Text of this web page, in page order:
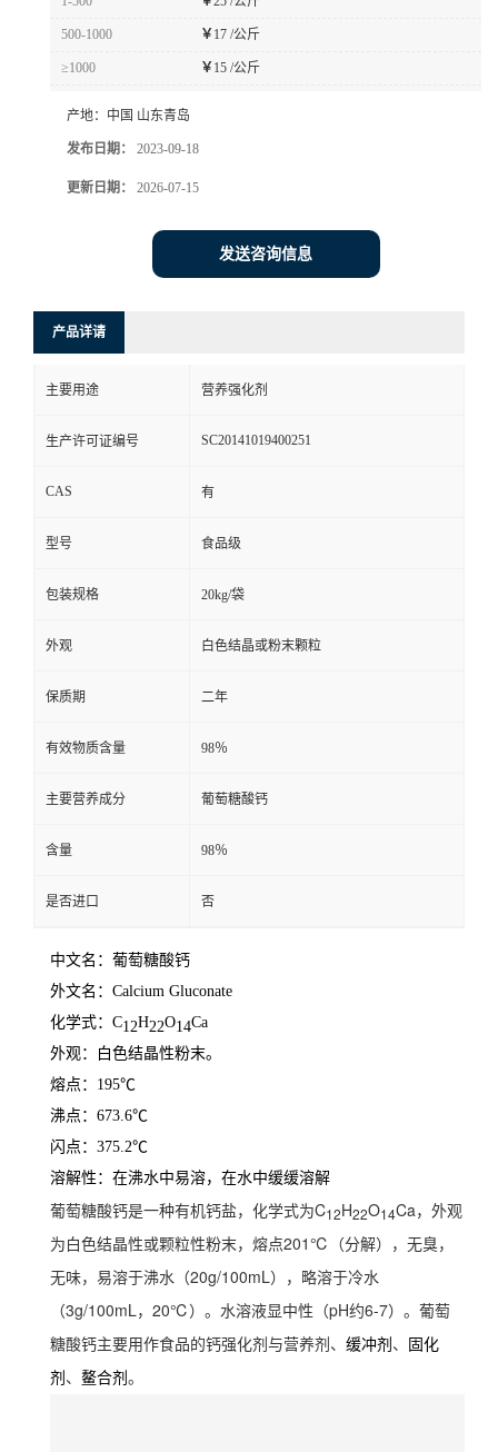
500-1000 ￥ 17 /公斤
≥1000 ￥ 15 /公斤
产地： 中国 山东青岛
发布日期： 2023-09-18
更新日期： 2026-07-15
发送咨询信息
产品详请
主要用途 营养强化剂
生产许可证编号 SC20141019400251
CAS 有
型号 食品级
包装规格 20kg/袋
外观 白色结晶或粉末颗粒
保质期 二年
有效物质含量 98％
主要营养成分 葡萄糖酸钙
含量 98％
是否进口 否
中文名：葡萄糖酸钙
外文名：Calcium Gluconate
化学式：C12H22O14Ca
外观：白色结晶性粉末。
熔点：195℃
沸点：673.6℃
闪点：375.2℃
溶解性：在沸水中易溶，在水中缓缓溶解
葡萄糖酸钙是一种有机钙盐，化学式为C12H22O14Ca，外观
为白色结晶性或颗粒性粉末，熔点201℃（分解），无臭，
无味，易溶于沸水（20g/100mL），略溶于冷水
（3g/100mL， 20℃）。水溶液显中性（pH约6-7）。葡萄
糖酸钙主要用作食品的钙强化剂与营养剂、 缓冲剂 、
固化
剂 、 鳌合剂 。